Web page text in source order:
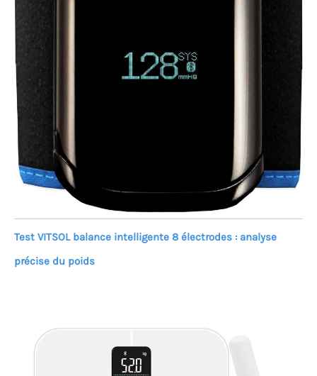
Test VITSOL balance intelligente 8 électrodes : analyse
précise du poids